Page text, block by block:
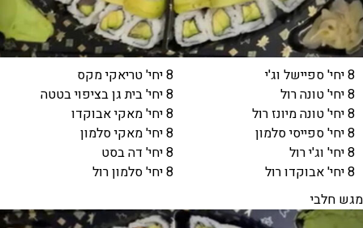
8 יחי' טריאקי מקס
8 יחי' בית גן בציפוי בטטה
8 יחי' מאקי אבוקדו
8 יחי' מאקי סלמון
8 יחי' דה בסט
8 יחי' סלמון רול
8 יחי' ספיישל וג'י
8 יחי' טונה רול
8 יחי' טונה מיונז רול
8 יחי' ספייסי סלמון
8 יחי' וג'י רול
8 יחי' אבוקדו רול
מגש חלבי